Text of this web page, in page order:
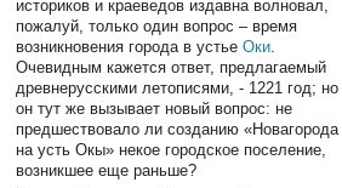
историков и краеведов издавна волновал,
пожалуй, только один вопрос – время
возникновения города в устьеОки
Очевидным кажется ответ, предлагаемый
древнерусскими летописями, - 1221 год; но
он тут же вызывает новый вопрос: не
предшествовало ли созданию «Новагорода
на усть Окы» некое городское поселение,
возникшее еще раньше?